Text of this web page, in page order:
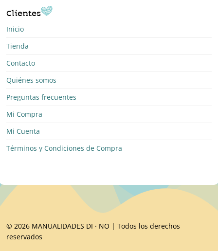
Clientes
Inicio
Tienda
Contacto
Quiénes somos
Preguntas frecuentes
Mi Compra
Mi Cuenta
Términos y Condiciones de Compra
© 2026 MANUALIDADES DI · NO | Todos los derechos
reservados